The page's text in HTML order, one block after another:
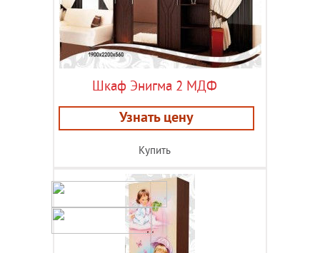
Шкаф Энигма 2 МДФ
Узнать цену
Купить